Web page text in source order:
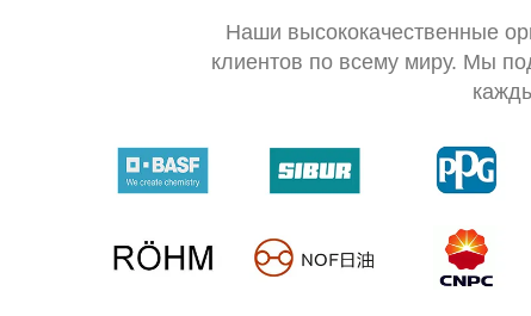
Наши высококачественные
клиентов по всему миру. Мы